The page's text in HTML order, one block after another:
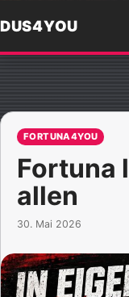
DUS4YOU
FORTUNA4YOU
Fortuna
allen
30. Mai 2026